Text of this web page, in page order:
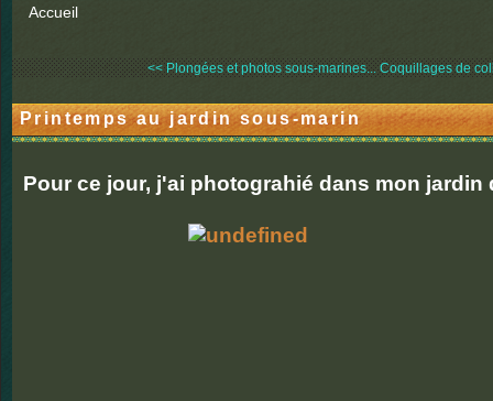
Accueil
<< Plongées et photos sous-marines... Coquillages de
Printemps au jardin sous-marin
Pour ce jour, j'ai photograhié dans mon jardin